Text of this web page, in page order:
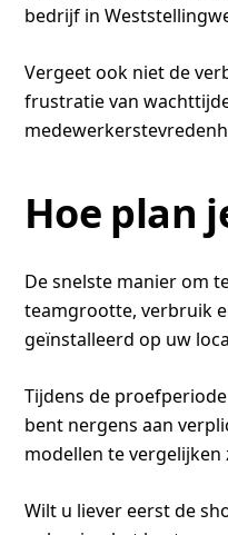
bedrijf in
Vergeet ook niet de
frustratie van
Hoe plan
De snelste manier om
teamgrootte, verbruik
geïnstalleerd op uw
Tijdens de
bent nergens aan
modellen te vergelijken
Wilt u liever eerst de